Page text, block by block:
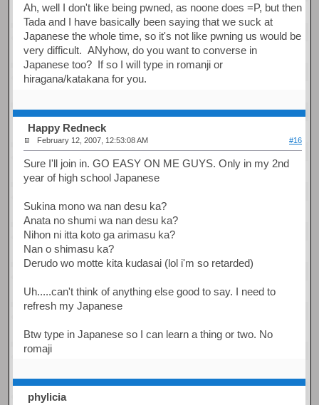
Ah, well I don't like being pwned, as noone does =P, but then
Tada and I have basically been saying that we suck at
Japanese the whole time, so it's not like pwning us would be
very difficult. ANyhow, do you want to converse in
Japanese too? If so I will type in romanji or
hiragana/katakana for you.
Happy Redneck
February 12, 2007, 12:53:08 AM #16
Sure I'll join in. GO EASY ON ME GUYS. Only in my 2nd
year of high school Japanese
Sukina mono wa nan desu ka?
Anata no shumi wa nan desu ka?
Nihon ni itta koto ga arimasu ka?
Nan o shimasu ka?
Derudo wo motte kita kudasai (lol i'm so retarded)
Uh.....can't think of anything else good to say. I need to
refresh my Japanese
Btw type in Japanese so I can learn a thing or two. No
romaji
phylicia